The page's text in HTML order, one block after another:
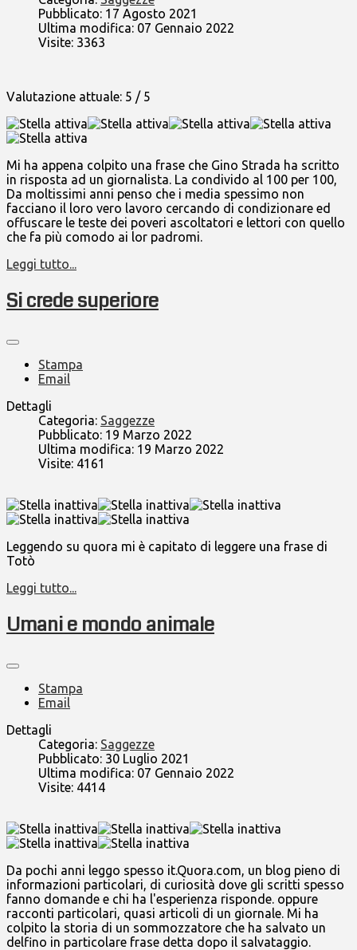
Pubblicato: 17 Agosto 2021
Ultima modifica: 07 Gennaio 2022
Visite: 3363
Valutazione attuale: 5 / 5
Mi ha appena colpito una frase che Gino Strada ha scritto
in risposta ad un giornalista. La condivido al 100 per 100,
Da moltissimi anni penso che i media spessimo non
facciano il loro vero lavoro cercando di condizionare ed
offuscare le teste dei poveri ascoltatori e lettori con quello
che fa più comodo ai lor padromi.
Leggi tutto...
Si crede superiore
Stampa
Email
Dettagli
Categoria: Saggezze
Pubblicato: 19 Marzo 2022
Ultima modifica: 19 Marzo 2022
Visite: 4161
Leggendo su quora mi è capitato di leggere una frase di
Totò
Leggi tutto...
Umani e mondo animale
Stampa
Email
Dettagli
Categoria: Saggezze
Pubblicato: 30 Luglio 2021
Ultima modifica: 07 Gennaio 2022
Visite: 4414
Da pochi anni leggo spesso it.Quora.com, un blog pieno di
informazioni particolari, di curiosità dove gli scritti spesso
fanno domande e chi ha l'esperienza risponde. oppure
racconti particolari, quasi articoli di un giornale. Mi ha
colpito la storia di un sommozzatore che ha salvato un
delfino in particolare frase detta dopo il salvataggio.